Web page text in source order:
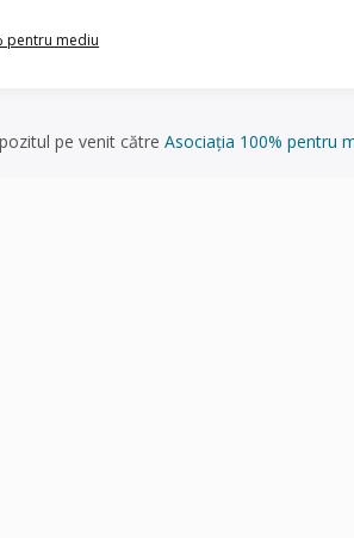
pentru mediu
pe venit către Asociația 100% pentru